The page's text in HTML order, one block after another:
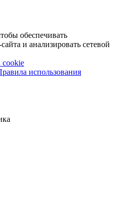
обеспечивать
и анализировать сетевой
cookie
использования